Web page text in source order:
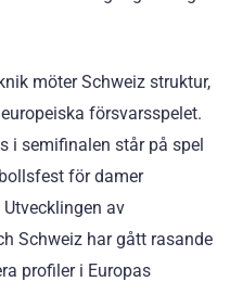
möter Schweiz struktur,
försvarsspelet.
i semifinalen står på spel
för damer
av
Schweiz har gått rasande
profiler i Europas